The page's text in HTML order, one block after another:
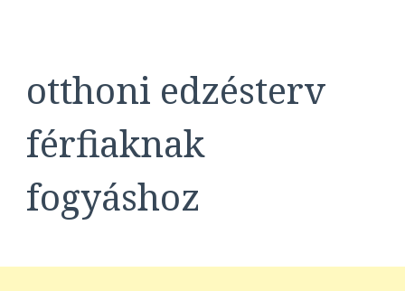
otthoni edzésterv
férfiaknak
fogyáshoz